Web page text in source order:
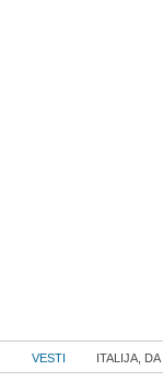
VESTI ITALIJA,